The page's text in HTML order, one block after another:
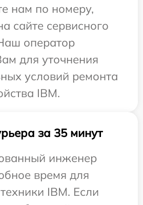
нам по номеру,
сайте сервисного
оператор
для уточнения
условий ремонта
IBM.
за 35 минут
инженер
время для
IBM. Если